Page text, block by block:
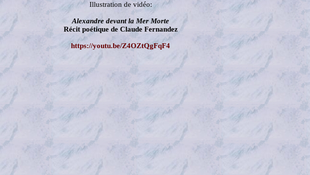
Illustration de vidéo:
Alexandre devant la Mer Morte
Récit poétique de Claude Fernandez
https://youtu.be/Z4OZtQgFqF4